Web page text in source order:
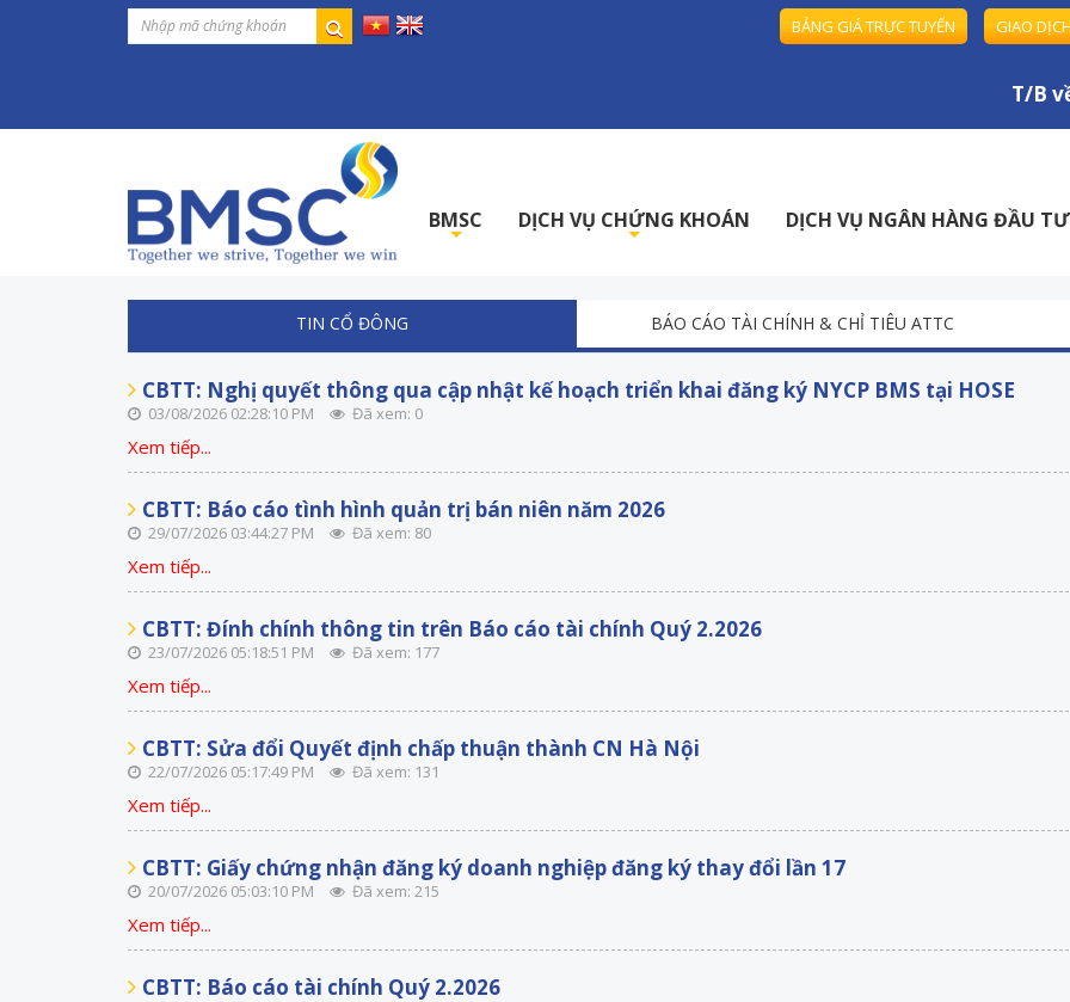
BẢNG GIÁ TRỰC TUYẾN GIAO
T/B về
BMSC DỊCH VỤ CHỨNG KHOÁN DỊCH VỤ NGÂN HÀNG ĐẦU TƯ
TIN CỔ ĐÔNG BÁO CÁO TÀI CHÍNH & CHỈ TIÊU ATTC
CBTT: Nghị quyết thông qua cập nhật kế hoạch triển khai đăng ký NYCP BMS tại HOSE
03/08/2026 02:28:10 PM Đã xem: 0
Xem tiếp...
CBTT: Báo cáo tình hình quản trị bán niên năm 2026
29/07/2026 03:44:27 PM Đã xem: 80
Xem tiếp...
CBTT: Đính chính thông tin trên Báo cáo tài chính Quý 2.2026
23/07/2026 05:18:51 PM Đã xem: 177
Xem tiếp...
CBTT: Sửa đổi Quyết định chấp thuận thành CN Hà Nội
22/07/2026 05:17:49 PM Đã xem: 131
Xem tiếp...
CBTT: Giấy chứng nhận đăng ký doanh nghiệp đăng ký thay đổi lần 17
20/07/2026 05:03:10 PM Đã xem: 215
Xem tiếp...
CBTT: Báo cáo tài chính Quý 2.2026